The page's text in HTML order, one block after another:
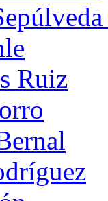
Ruiz